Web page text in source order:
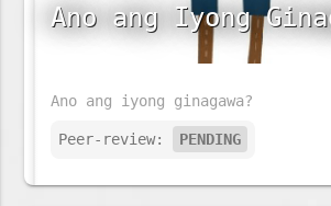
Ano ang Iyong
Ano ang iyong ginagawa?
Peer-review: PENDING